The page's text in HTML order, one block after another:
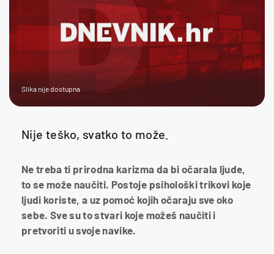
Slika nije dostupna
Nije teško, svatko to može.
Ne treba ti prirodna karizma da bi očarala ljude,
to se može naučiti. Postoje psihološki trikovi koje
ljudi koriste, a uz pomoć kojih očaraju sve oko
sebe. Sve su to stvari koje možeš naučiti i
pretvoriti u svoje navike.